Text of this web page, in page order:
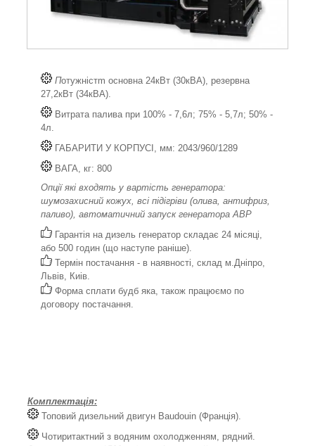
Потужністm основна 24кВт (30кВА), резервна
27,2кВт (34кВА).
Витрата палива при 100% - 7,6л; 75% - 5,7л; 50% -
4л.
ГАБАРИТИ У КОРПУСІ, мм: 2043/960/1289
ВАГА, кг: 800
Опції які входять у вартість генератора:
шумозахисний кожух, всі підігріви (олива, антифриз,
паливо), автоматичний запуск генератора АВР
Гарантія на дизель генератор складає 24 місяці,
або 500 годин (що наступе раніше).
Термін постачання - в наявності, склад м.Дніпро,
Львів, Киів.
Форма сплати будб яка, також працюємо по
договору постачання.
Комплектація:
Топовий дизельний двигун Baudouin (Франція).
Чотиритактний з водяним охолодженням, рядний.